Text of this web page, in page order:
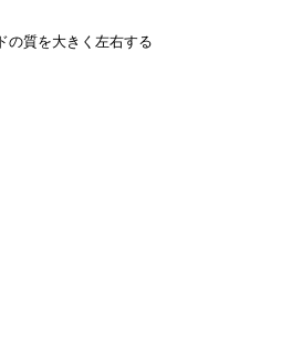
の質を大きく左右する